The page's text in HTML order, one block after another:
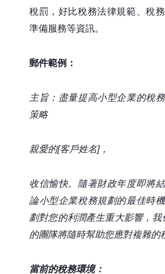
稅罰，好比稅務法律規範、稅
準備服務等資訊。
郵件範例：
主旨：盡量提高小型企業的稅
策略
親愛的[客戶姓名]，
收信愉快。隨著財政年度即將
論小型企業稅務規劃的最佳時
劃對您的利潤產生重大影響，我
的團隊將隨時幫助您應對複雜的
當前的稅務環境：